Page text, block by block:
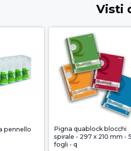
Visti
pennello
Pigna quablock blocchi
spirale - 297 x 210 mm -
fogli - q